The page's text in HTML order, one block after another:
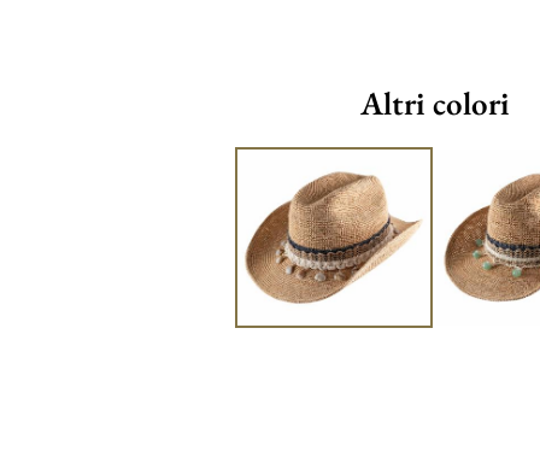
Altri colori